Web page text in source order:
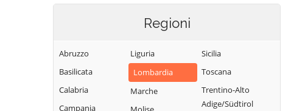
Regioni
Abruzzo
Basilicata
Calabria
Campania
Liguria
Lombardia
Marche
Sicilia
Toscana
Trentino-Alto
Adige/Südtirol